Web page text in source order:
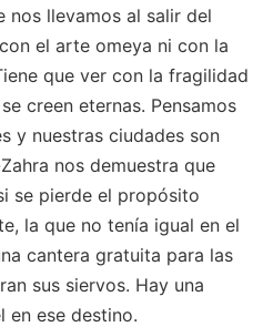
nos llevamos al salir del
el arte omeya ni con la
que ver con la fragilidad
creen eternas. Pensamos
y nuestras ciudades son
nos demuestra que
se pierde el propósito
la que no tenía igual en el
cantera gratuita para las
sus siervos. Hay una
en ese destino.